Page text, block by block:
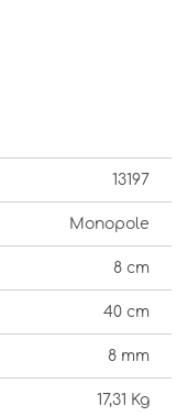
13197
Monopole
8 cm
40 cm
8 mm
17,31 Kg